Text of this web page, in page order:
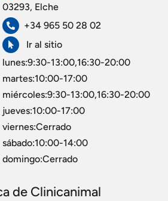
03293, Elche
+34 965 50 28 02
Ir al sitio
lunes:9:30-13:00,16:30-20:00
martes:10:00-17:00
miércoles:9:30-13:00,16:30-20:00
jueves:10:00-17:00
viernes:Cerrado
sábado:10:00-14:00
domingo:Cerrado
de Clinicanimal